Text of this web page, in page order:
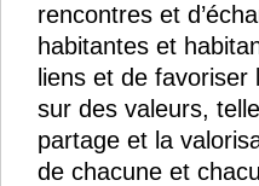
rencontres et
habitantes et
liens et de
sur des valeurs,
partage et la
de chacune et